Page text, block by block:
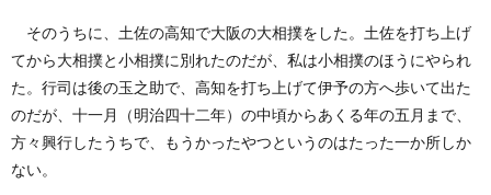
そのうちに、土佐の高知で大阪の大相撲をした。土佐を打ち上げ
てから大相撲と小相撲に別れたのだが、私は小相撲のほうにやられ
た。行司は後の玉之助で、高知を打ち上げて伊予の方へ歩いて出た
のだが、十一月（明治四十二年）の中頃からあくる年の五月まで、
方々興行したうちで、もうかったやつというのはたった一か所しか
ない。